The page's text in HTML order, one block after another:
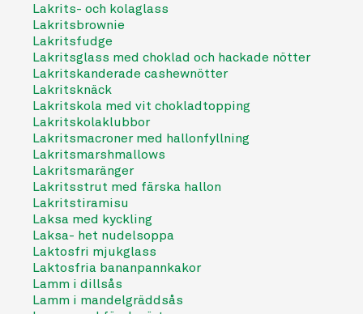
Lakrits- och kolaglass
Lakritsbrownie
Lakritsfudge
Lakritsglass med choklad och hackade nötter
Lakritskanderade cashewnötter
Lakritsknäck
Lakritskola med vit chokladtopping
Lakritskolaklubbor
Lakritsmacroner med hallonfyllning
Lakritsmarshmallows
Lakritsmaränger
Lakritsstrut med färska hallon
Lakritstiramisu
Laksa med kyckling
Laksa- het nudelsoppa
Laktosfri mjukglass
Laktosfria bananpannkakor
Lamm i dillsås
Lamm i mandelgräddsås